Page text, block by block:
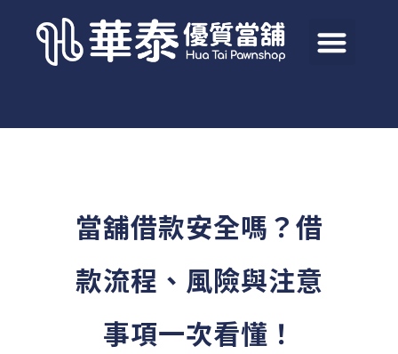
當舖借款安全嗎？借
款流程、風險與注意
事項一次看懂！